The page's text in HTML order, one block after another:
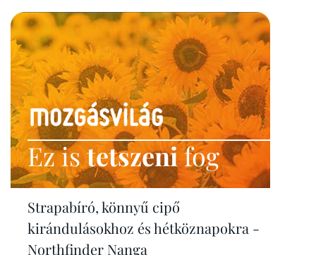
Ez istetszenifog
Strapabíró, könnyű cipő
kirándulásokhoz és hétköznapokra -
Northfinder Nanga